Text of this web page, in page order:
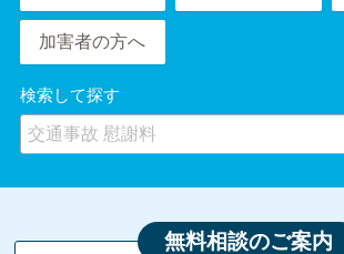
加害者の方へ
検索して探す
無料相談のご案内